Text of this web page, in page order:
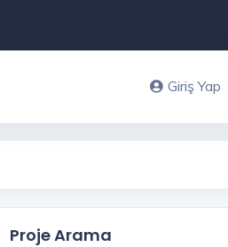
Giriş Yap
Proje Arama